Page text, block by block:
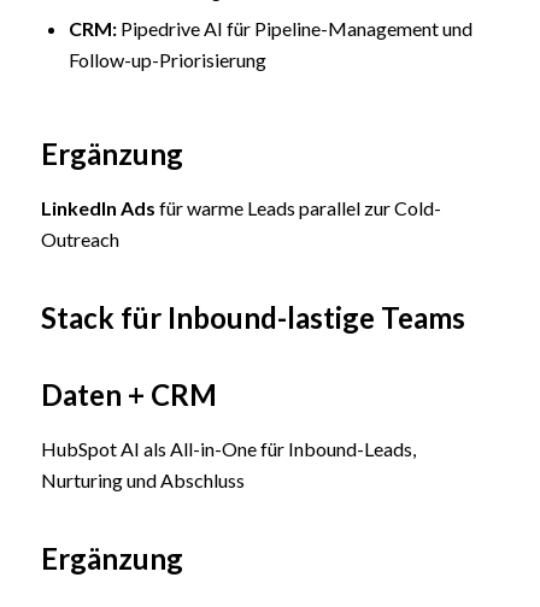
CRM:Pipedrive AI für Pipeline-Management und
Follow-up-Priorisierung
Ergänzung
LinkedIn Ads für warme Leads parallel zur Cold-
Outreach
Stack für Inbound-lastige Teams
Daten + CRM
HubSpot AI als All-in-One für Inbound-Leads,
Nurturing und Abschluss
Ergänzung